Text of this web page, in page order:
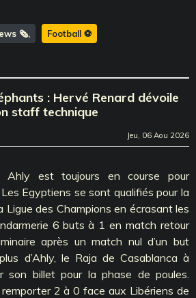
🗞️ Football ⚽️
: Hervé Renard dévoile
staff technique
Jeu, 06 Aou 2026
est toujours en course pour
Egyptiens se sont qualifiés pour la
Ligue des Champions en écrasant les
6 buts à 1 en match retour
après un match nul d’un but
d’Ahly, le Raja de Casablanca à
son billet pour la phase de poules.
2 à 0 face aux Libériens de